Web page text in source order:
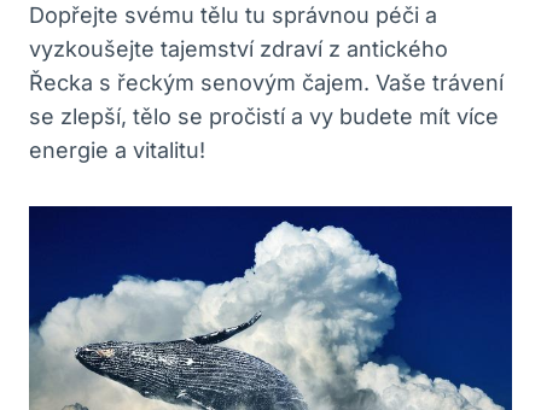
Dopřejte svému tělu tu správnou péči a
vyzkoušejte tajemství zdraví z antického
Řecka s řeckým senovým čajem. Vaše trávení
se zlepší, tělo se pročistí a vy budete mít více
energie a vitalitu!